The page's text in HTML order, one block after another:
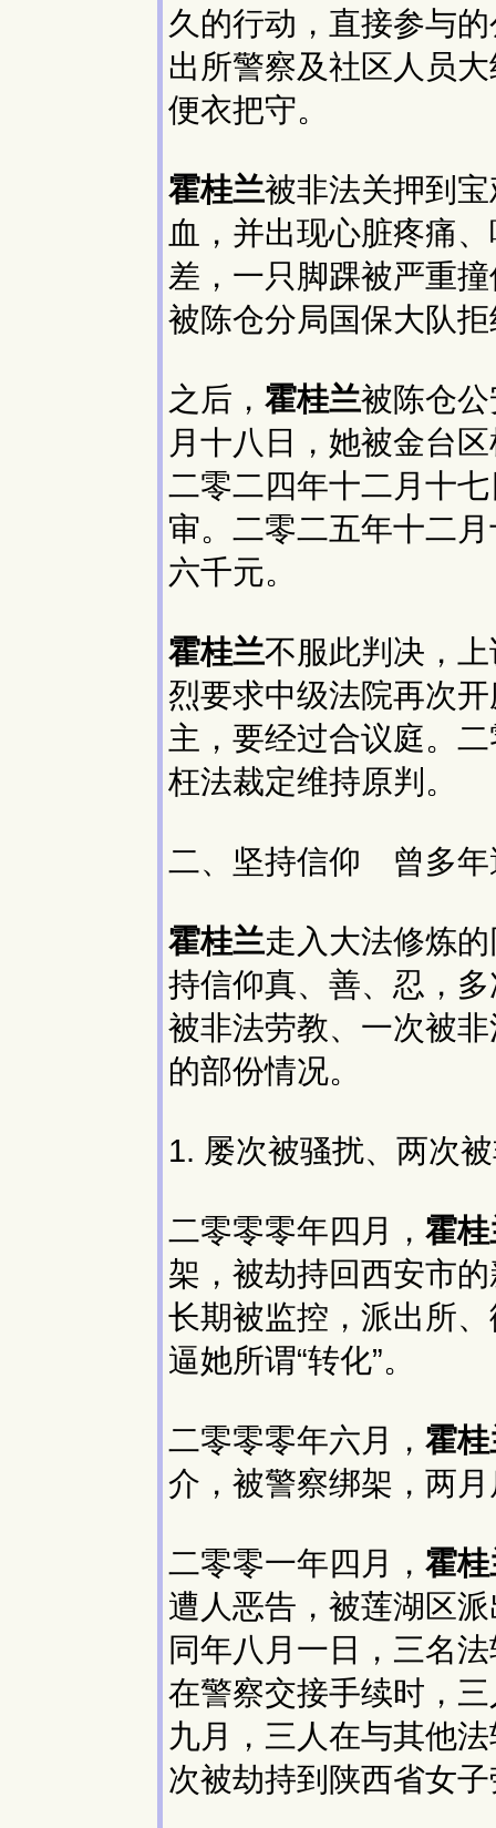
久的行动，直接参与
出所警察及社区人员
便衣把守。
霍桂兰被非法关押到
血，并出现心脏疼痛
差，一只脚踝被严重
被陈仓分局国保大队
之后， 霍桂兰被陈仓
月十八日，她被金台
二零二四年十二月十
审。二零二五年十二
六千元。
霍桂兰不服此判决，
烈要求中级法院再次
主，要经过合议庭。
枉法裁定维持原判。
二、坚持信仰 曾多年
霍桂兰走入大法修炼
持信仰真、善、忍，
被非法劳教、一次被
的部份情况。
1. 屡次被骚扰、两次
二零零零年四月， 霍
架，被劫持回西安市
长期被监控，派出所
逼她所谓“转化”。
二零零零年六月， 霍
介，被警察绑架，两
二零零一年四月， 霍
遭人恶告，被莲湖区
同年八月一日，三名
在警察交接手续时，
九月，三人在与其他
次被劫持到陕西省女